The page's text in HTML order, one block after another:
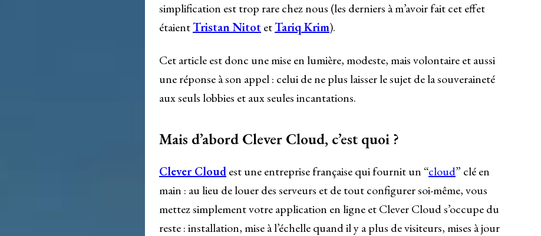
simplification est trop rare chez nous (les derniers à m’avoir fait cet effet
étaientTristan NitotetTariq Krim).
Cet article est donc une mise en lumière, modeste, mais volontaire et aussi
une réponse à son appel : celui de ne plus laisser le sujet de la souveraineté
aux seuls lobbies et aux seules incantations.
Mais d’abord Clever Cloud, c’est quoi ?
Clever Cloudest une entreprise française qui fournit un “cloud” clé en
main : au lieu de louer des serveurs et de tout configurer soi-même, vous
mettez simplement votre application en ligne et Clever Cloud s’occupe du
reste : installation, mise à l’échelle quand il y a plus de visiteurs, mises à jour